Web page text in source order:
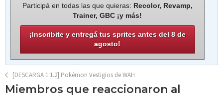
Participá en todas las que quieras: Recolor, Revamp,
Trainer, GBC ¡y más!
¡Inscribite y entregá tus sprites antes del 8 de
agosto!
[DESCARGA 1.1.2] Pokémon Vestigios de WAH
Miembros que reaccionaron al